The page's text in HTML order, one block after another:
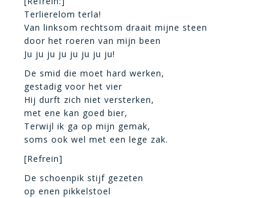
Terlierelom terla!
Van linksom rechtsom draait mijne steen
door het roeren van mijn been
Ju ju ju ju ju ju ju ju!
De smid die moet hard werken,
gestadig voor het vier
Hij durft zich niet versterken,
met ene kan goed bier,
Terwijl ik ga op mijn gemak,
soms ook wel met een lege zak.
[Refrein]
De schoenpik stijf gezeten
op enen pikkelstoel